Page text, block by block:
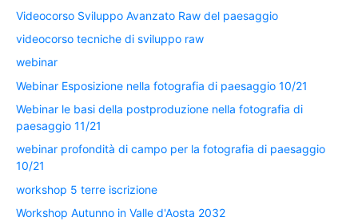
Videocorso Sviluppo Avanzato Raw del paesaggio
videocorso tecniche di sviluppo raw
webinar
Webinar Esposizione nella fotografia di paesaggio 10/21
Webinar le basi della postproduzione nella fotografia di
paesaggio 11/21
webinar profondità di campo per la fotografia di paesaggio
10/21
workshop 5 terre iscrizione
Workshop Autunno in Valle d'Aosta 2032